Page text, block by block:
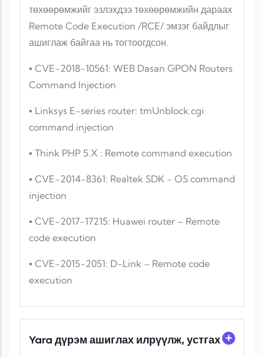
төхөөрөмжийг эзлэхдээ төхөөрөмжийн дараах
Remote Code Execution /RCE/ эмзэг байдлыг
ашиглаж байгаа нь тогтоогдсон.
▪ CVE-2018-10561: WEB Dasan GPON Routers
Command Injection
▪ Linksys E-series router: tmUnblock.cgi
command injection
▪ Think PHP 5.X : Remote command execution
▪ CVE-2014-8361: Realtek SDK - OS command
injection
▪ CVE-2017-17215: Huawei router – Remote
code execution
▪ CVE-2015-2051: D-Link – Remote code
execution
Yara дүрэм ашиглах илрүүлж, устгах